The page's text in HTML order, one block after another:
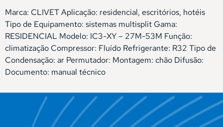
Marca: CLIVET Aplicação: residencial, escritórios, hotéis
Tipo de Equipamento: sistemas multisplit Gama:
RESIDENCIAL Modelo: IC3-XY – 27M-53M Função:
climatização Compressor: Fluído Refrigerante: R32 Tipo de
Condensação: ar Permutador: Montagem: chão Difusão:
Documento: manual técnico